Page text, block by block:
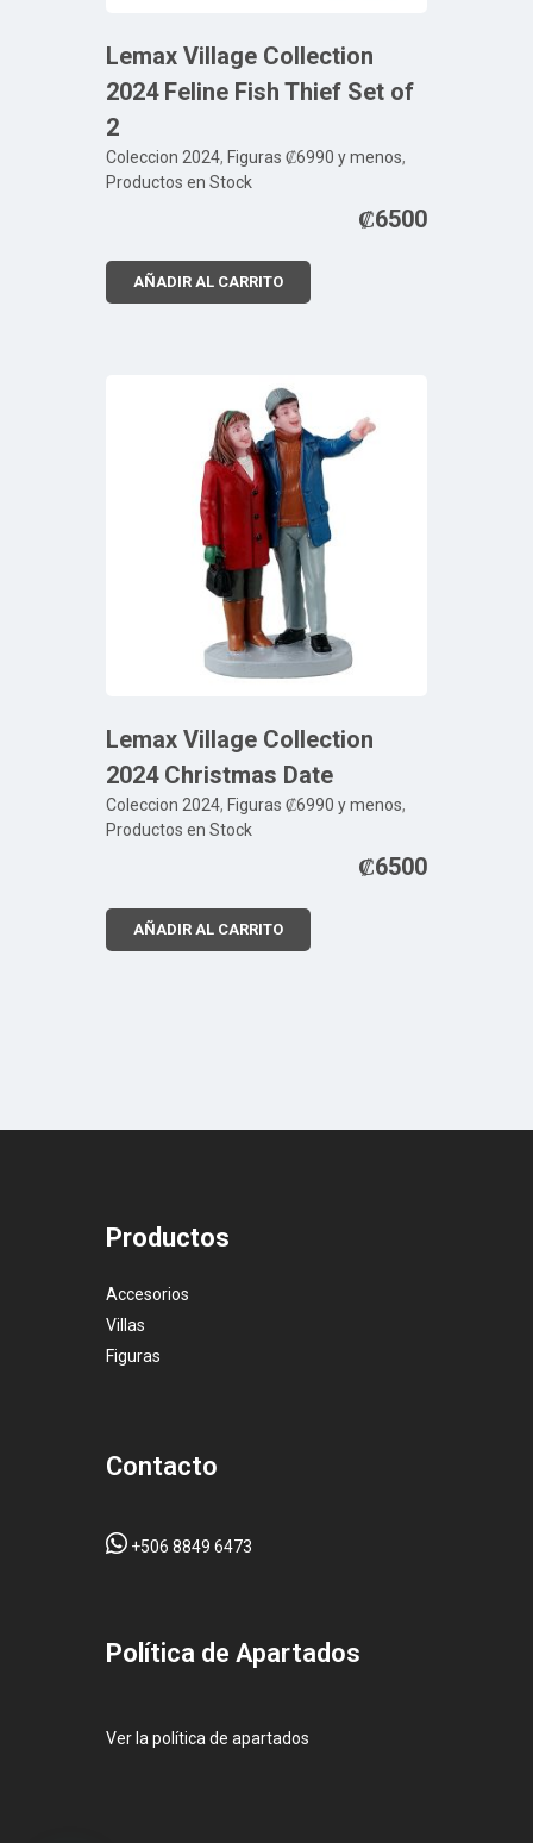
Lemax Village Collection
2024 Feline Fish Thief Set of
2
Coleccion 2024, Figuras ₡6990 y menos,
Productos en Stock
₡6500
AÑADIR AL CARRITO
Lemax Village Collection
2024 Christmas Date
Coleccion 2024, Figuras ₡6990 y menos,
Productos en Stock
₡6500
AÑADIR AL CARRITO
Productos
Accesorios
Villas
Figuras
Contacto
+506 8849 6473
Pol ítica de Apartados
Ver la política de apartados